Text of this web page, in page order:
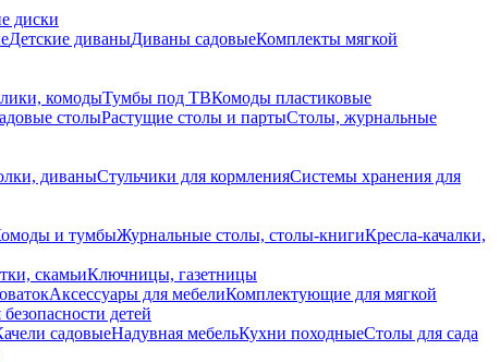
диски
Детские диваныДиваны садовыеКомплекты мягкой
комодыТумбы под ТВКомоды пластиковые
столыРастущие столы и партыСтолы, журнальные
диваныСтульчики для кормленияСистемы хранения для
и тумбыЖурнальные столы, столы-книгиКресла-качалки,
скамьиКлючницы, газетницы
Аксессуары для мебелиКомплектующие для мягкой
детей
садовыеНадувная мебельКухни походныеСтолы для сада